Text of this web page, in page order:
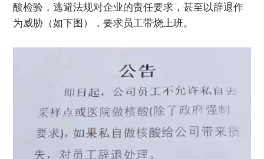
酸检验，逃避法规对企业的责任要求，甚至以辞退作
为威胁（如下图），要求员工带烧上班。